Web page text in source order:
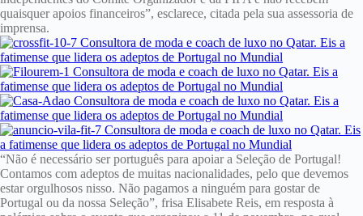
quaisquer apoios financeiros”, esclarece, citada pela sua assessoria de
imprensa.
“Não é necessário ser português para apoiar a Seleção de Portugal!
Contamos com adeptos de muitas nacionalidades, pelo que devemos
estar orgulhosos nisso. Não pagamos a ninguém para gostar de
Portugal ou da nossa Seleção”, frisa Elisabete Reis, em resposta à